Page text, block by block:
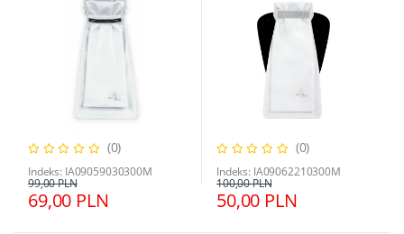
(0)
Indeks: IA09059030300M
69,00 PLN
99,00 PLN
(0)
Indeks: IA09062210300M
50,00 PLN
100,00 PLN